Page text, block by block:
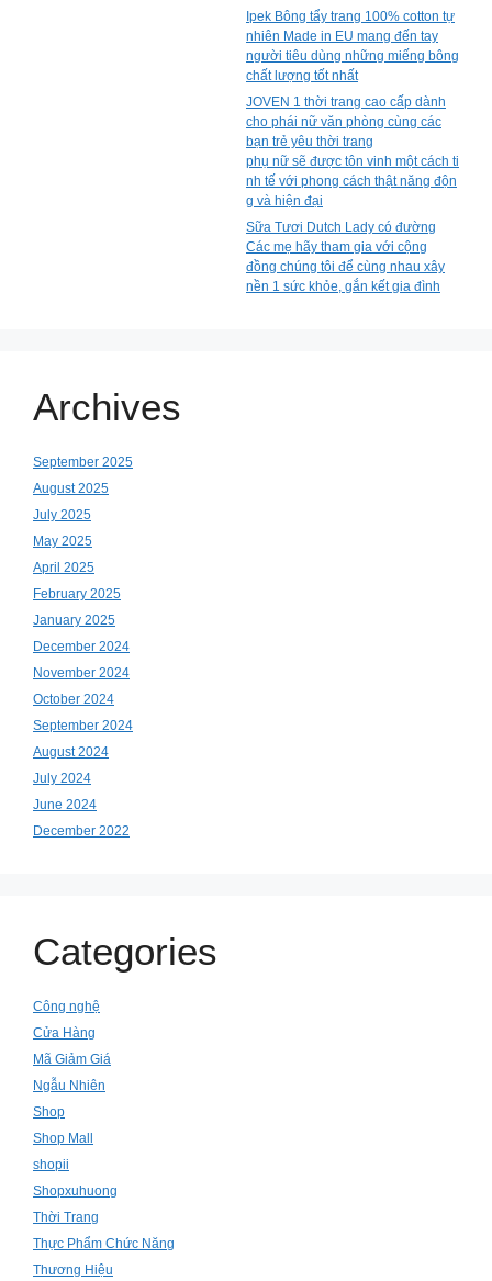
Ipek Bông tẩy trang 100% cotton tự
nhiên Made in EU mang đến tay
người tiêu dùng những miếng bông
chất lượng tốt nhất
JOVEN 1 thời trang cao cấp dành
cho phái nữ văn phòng cùng các
bạn trẻ yêu thời trang
phụ nữ sẽ được tôn vinh một cách ti
nh tế với phong cách thật năng độn
g và hiện đại
Sữa Tươi Dutch Lady có đường
Các mẹ hãy tham gia với cộng
đồng chúng tôi để cùng nhau xây
nền 1 sức khỏe, gắn kết gia đình
Archives
September 2025
August 2025
July 2025
May 2025
April 2025
February 2025
January 2025
December 2024
November 2024
October 2024
September 2024
August 2024
July 2024
June 2024
December 2022
Categories
Công nghệ
Cửa Hàng
Mã Giảm Giá
Ngẫu Nhiên
Shop
Shop Mall
shopii
Shopxuhuong
Thời Trang
Thực Phẩm Chức Năng
Thương Hiệu